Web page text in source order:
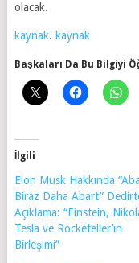
olacak.
kaynak. kaynak
Başkaları Da Bu Bilgiyi
İlgili
Elon Musk Hakkında
Biraz Daha Abart”
Açıklama: “Einstein,
Tesla ve Rockefeller’ın
Birleşimi”